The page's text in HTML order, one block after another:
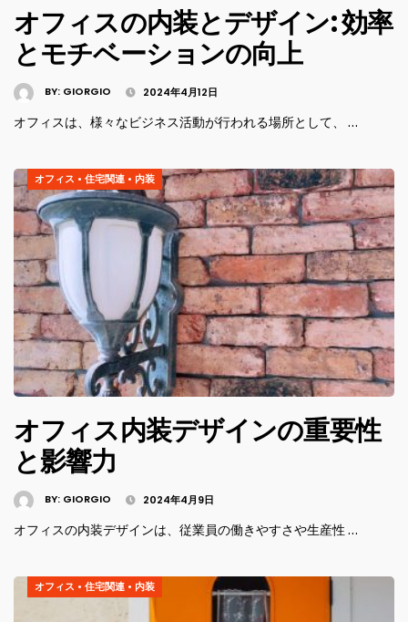
オフィスの内装とデザイン: 効率
とモチベーションの向上
BY: GIORGIO 2024年4月12日
オフィスは、様々なビジネス活動が行われる場所として、 …
オフィス • 住宅関連 • 内装
オフィス内装デザインの重要性
と影響力
BY: GIORGIO 2024年4月9日
オフィスの内装デザインは、従業員の働きやすさや生産性 …
オフィス • 住宅関連 • 内装